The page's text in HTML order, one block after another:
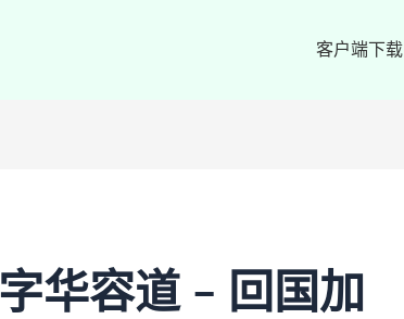
客户端下载
华容道 – 回国加